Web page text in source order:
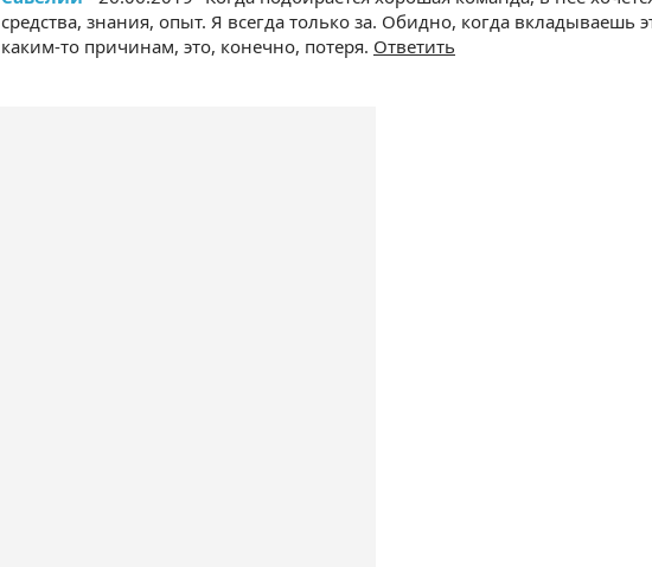
средства, знания, опыт. Я всегда только за. Обидно, когда вкладываешь
каким-то причинам, это, конечно, потеря. Ответить